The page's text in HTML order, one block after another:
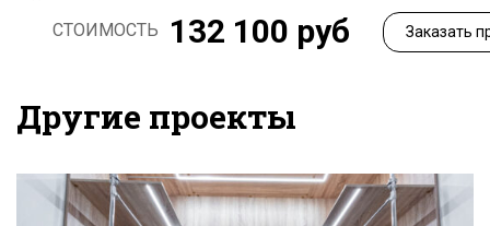
СТОИМОСТЬ 132 100 руб Заказать
Другие проекты